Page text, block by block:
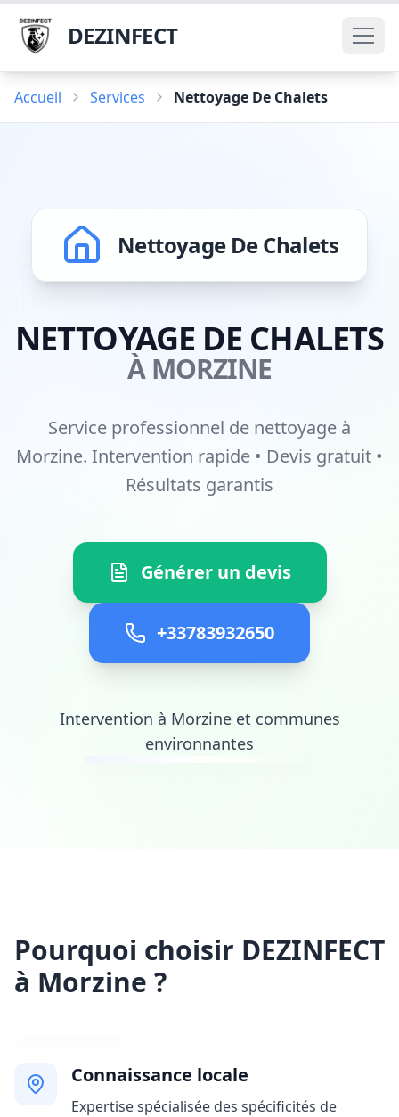
DEZINFECT
Accueil Services Nettoyage De Chalets
Nettoyage De Chalets
NETTOYAGE DE CHALETS
À MORZINE
Service professionnel de nettoyage à
Morzine. Intervention rapide • Devis gratuit •
Résultats garantis
Générer un devis
+33783932650
Intervention à Morzine et communes
environnantes
Pourquoi choisir DEZINFECT
à Morzine ?
Connaissance locale
Expertise spécialisée des spécificités de